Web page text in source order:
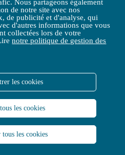
Nous partageons également
de notre site avec nos
de publicité et d'analyse, qui
d'autres informations que vous
collectées lors de votre
notre politique de gestion des
les cookies
les cookies
les cookies